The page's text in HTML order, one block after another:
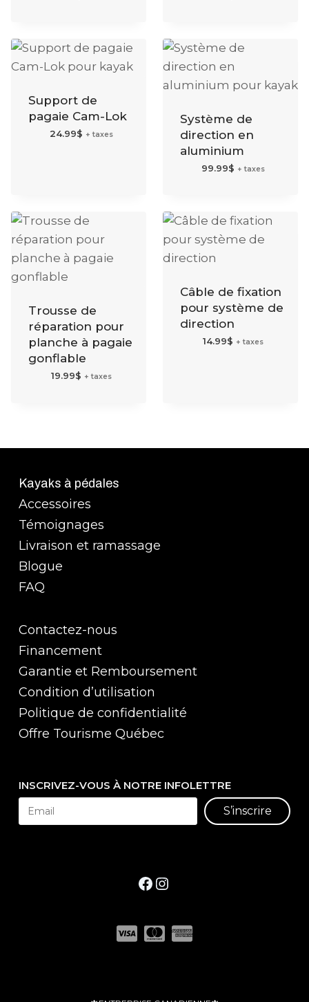
Support de
pagaie Cam-Lok
24.99$ + taxes
Système de
direction en
aluminium
99.99$ + taxes
Trousse de
réparation pour
planche à pagaie
gonflable
19.99$ + taxes
Câble de fixation
pour système de
direction
14.99$ + taxes
Kayaks à pédales
Accessoires
Témoignages
Livraison et ramassage
Blogue
FAQ
Contactez-nous
Financement
Garantie et Remboursement
Condition d’utilisation
Politique de confidentialité
Offre Tourisme Québec
INSCRIVEZ-VOUS À NOTRE INFOLETTRE
S’inscrire
Facebook
Instagram